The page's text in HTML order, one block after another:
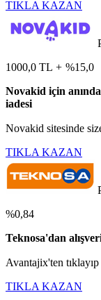
TIKLA KAZAN
1000,0 TL + %15,0
Novakid için
iadesi
Novakid sitesinde
TIKLA KAZAN
%0,84
Teknosa'dan
Avantajix'ten
TIKLA KAZAN